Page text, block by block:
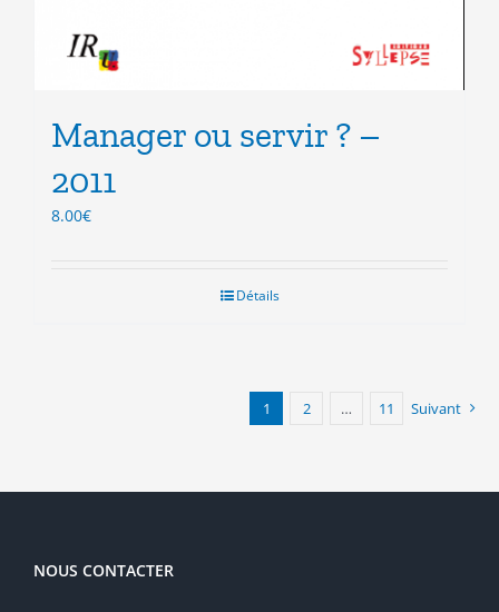
Manager ou servir ? –
2011
8.00€
Détails
1 2 … 11 Suivant
NOUS CONTACTER